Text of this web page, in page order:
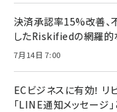
決済承認率15%改善、
したRiskifiedの網羅的
7月14日 7:00
ECビジネスに有効！
「LINE通知メッセージ」